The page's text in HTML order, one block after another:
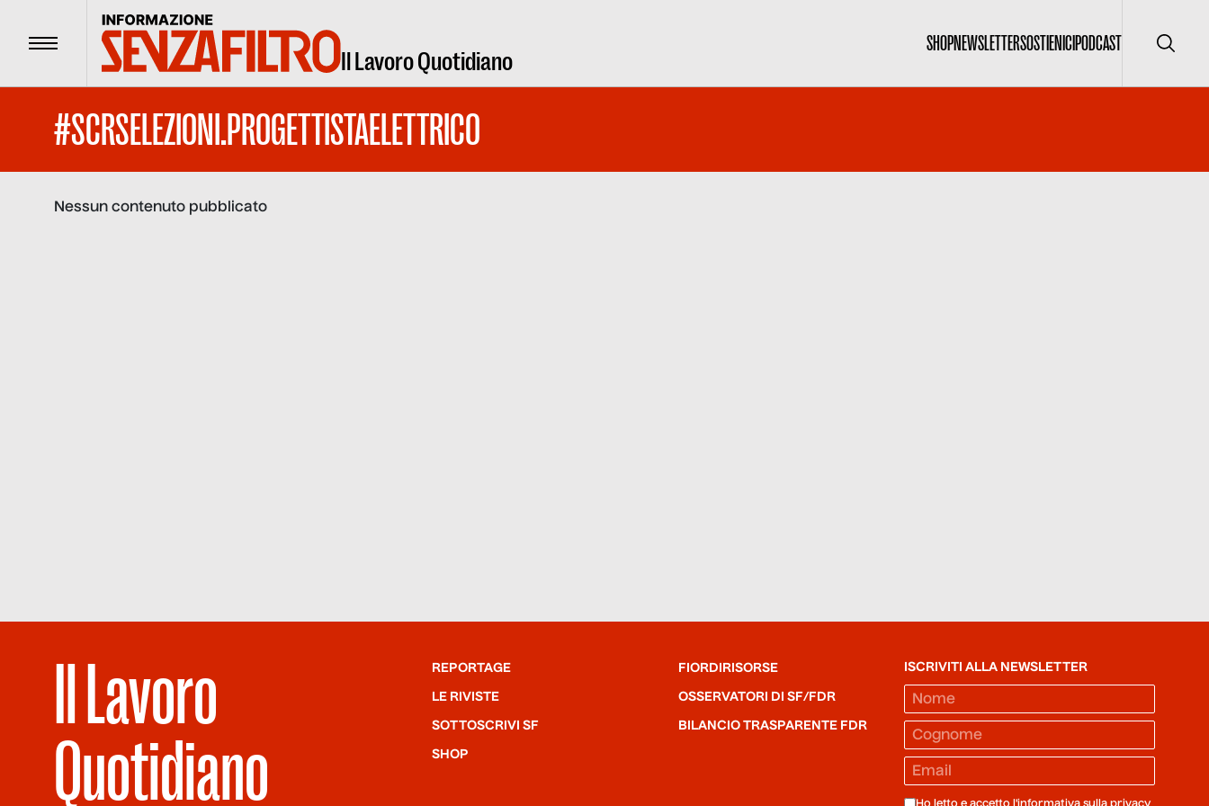
Menu Il Lavoro Quotidiano
SHOPNEWSLETTERSOSTIENICIPODCAST Cerca
#SCRSELEZIONI.PROGETTISTAELETTRICO
Nessun contenuto pubblicato
Il Lavoro
Quotidiano
REPORTAGE
LE RIVISTE
SOTTOSCRIVI SF
SHOP
FIORDIRISORSE
OSSERVATORI DI SF/FDR
BILANCIO TRASPARENTE FDR
ISCRIVITI ALLA NEWSLETTER